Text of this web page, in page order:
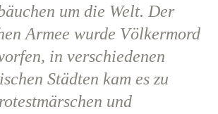
um die Welt. Der
Armee wurde Völkermord
in verschiedenen
Städten kam es zu
und